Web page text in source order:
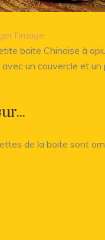
l'image
boite Chinoise à
un couvercle et un
de la boite sont